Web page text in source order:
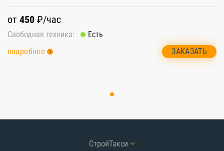
от 450 ₽/час
Свободная техника:
Есть
подробнее
ЗАКАЗАТЬ
СтройТакси